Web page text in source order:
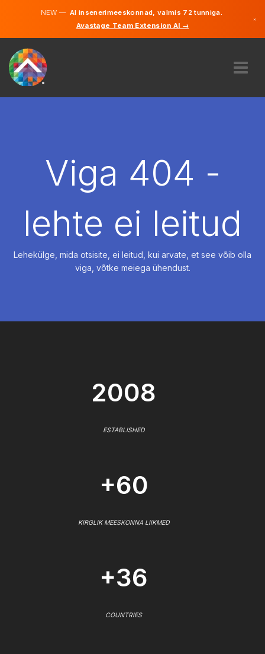
NEW —AI insenerimeeskonnad, valmis 72 tunniga.
Avastage Team Extension AI →
×
PALKAMAViga 404 -
lehte ei leitud
Lehekülge, mida otsisite, ei leitud, kui arvate, et see võib olla
viga, võtke meiega ühendust.
2008
ESTABLISHED
+60
KIRGLIK MEESKONNA LIIKMED
+36
COUNTRIES